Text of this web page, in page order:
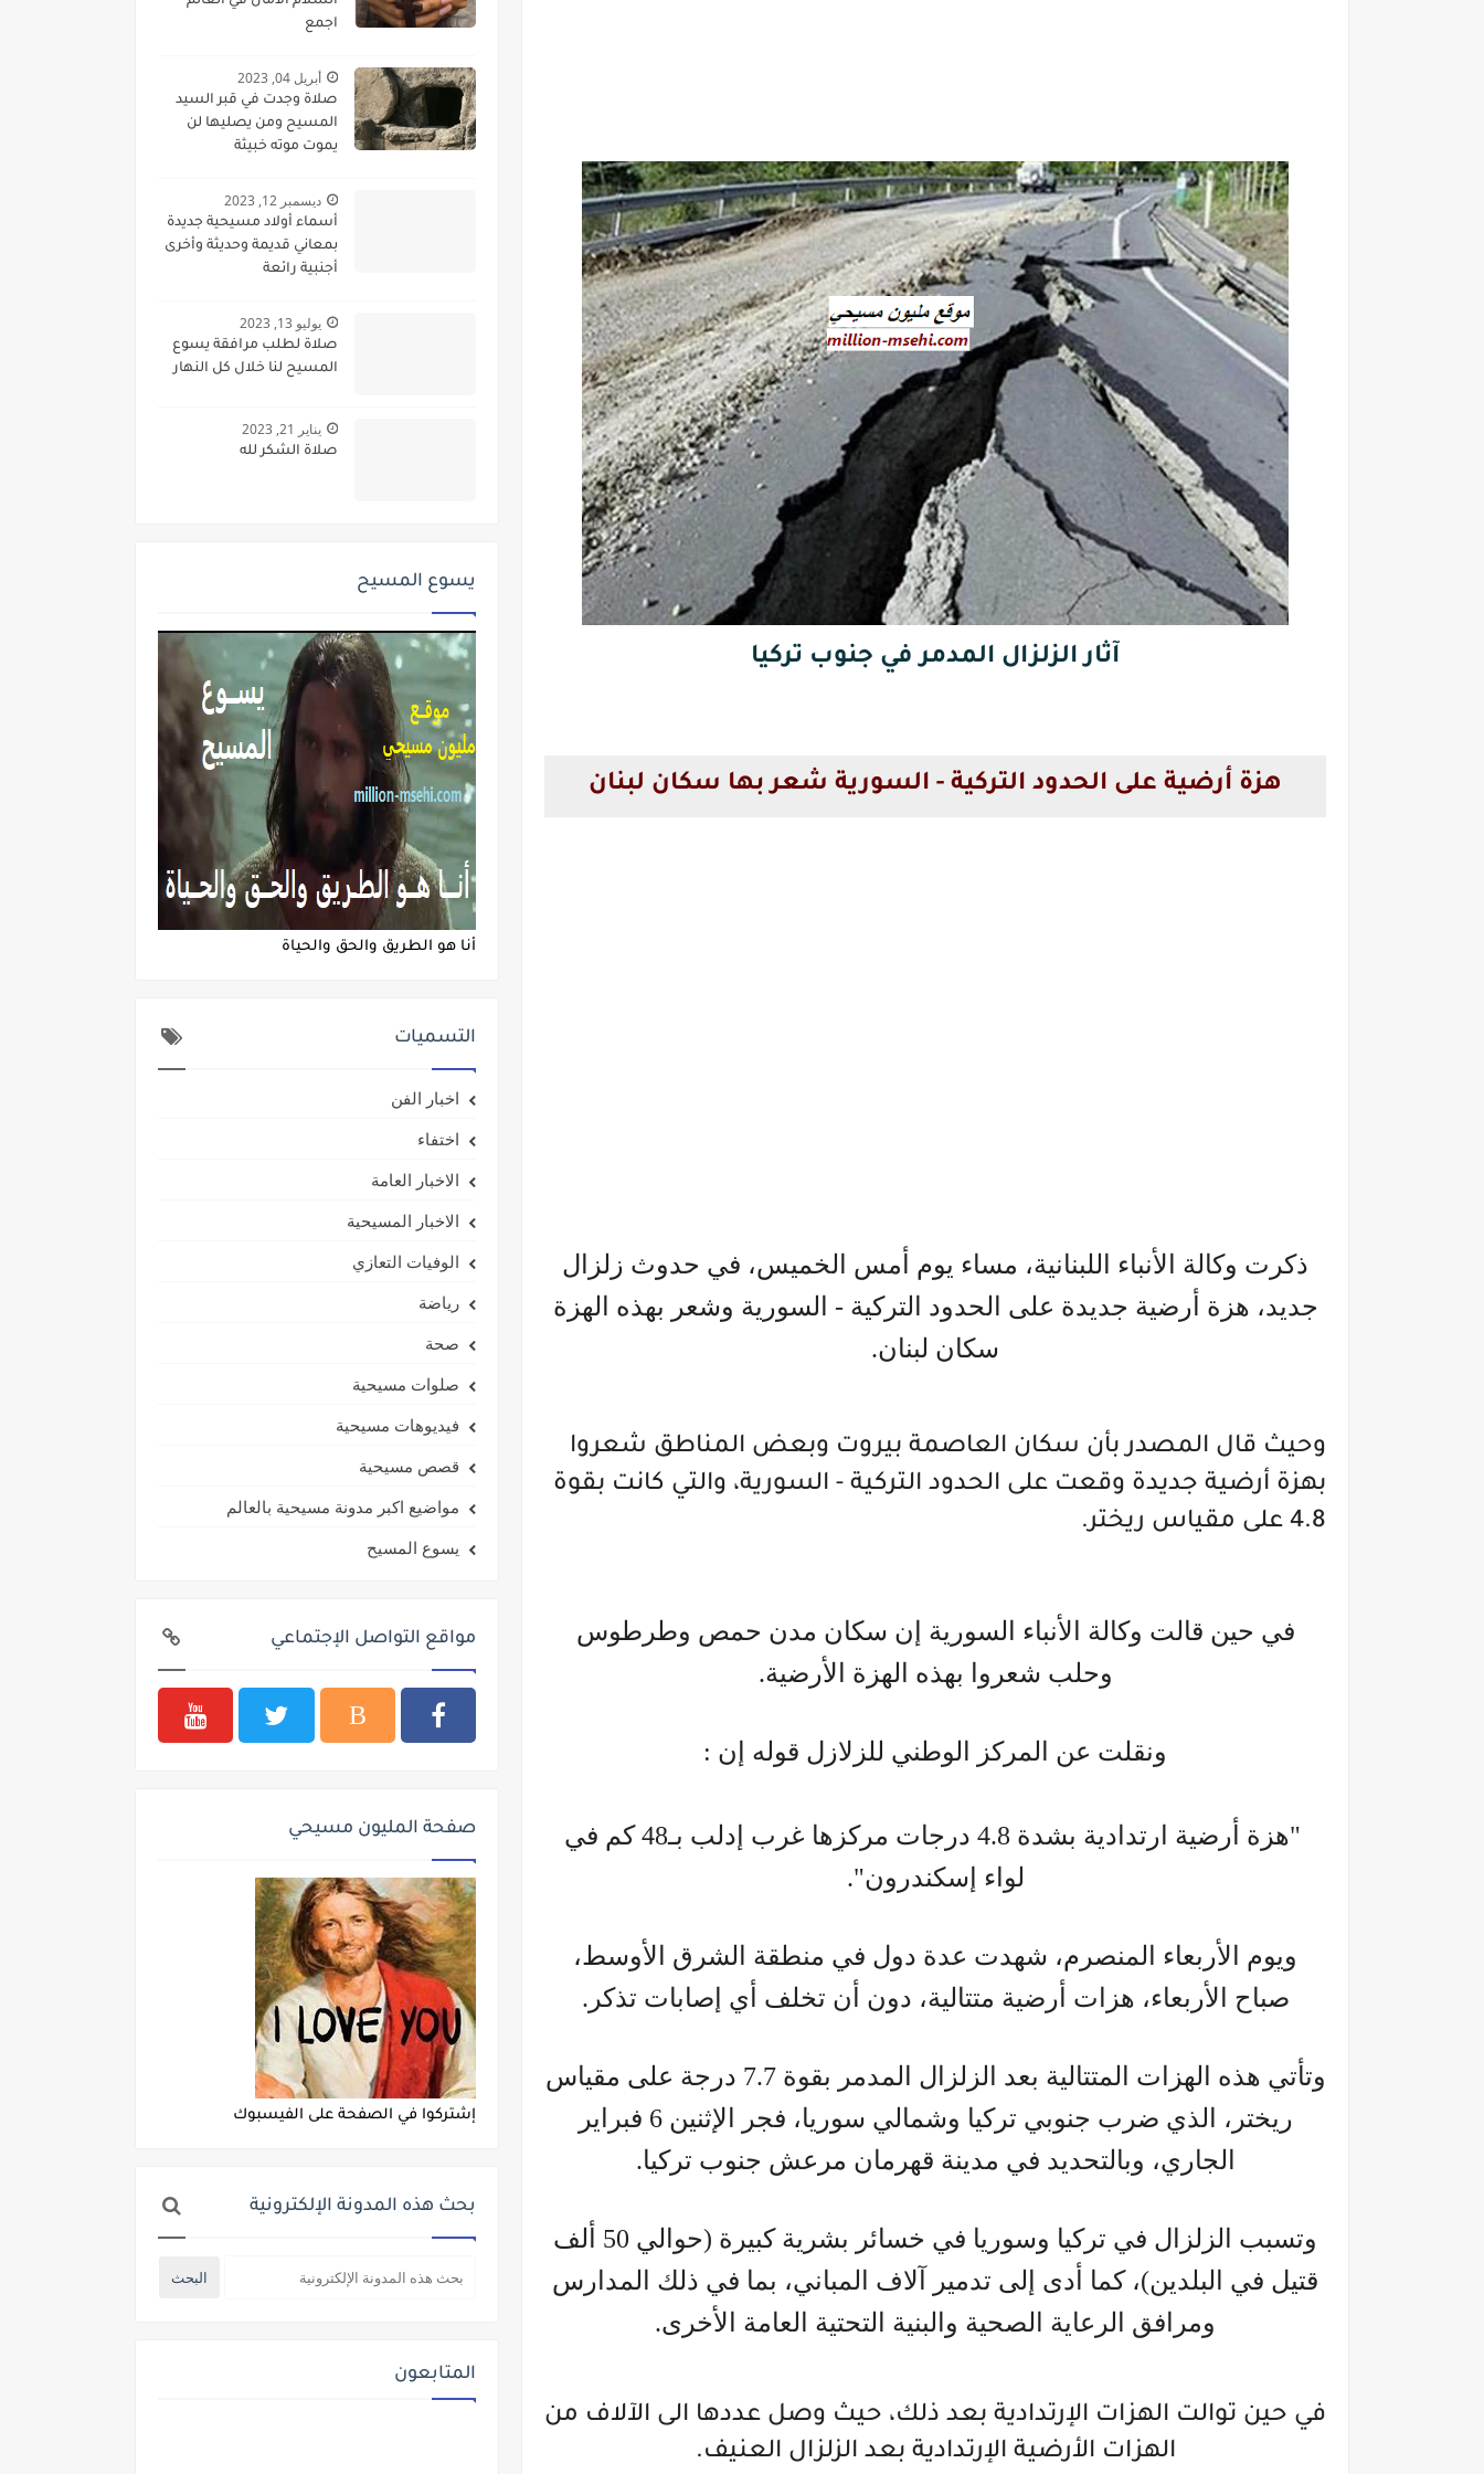
آثار الزلزال المدمر في جنوب تركيا
هزة أرضية على الحدود التركية - السورية شعر بها سكان لبنان
ذكرت وكالة الأنباء اللبنانية، مساء يوم أمس الخميس، في حدوث زلزال
جديد، هزة أرضية جديدة على الحدود التركية - السورية وشعر بهذه الهزة
سكان لبنان.
وحيث قال المصدر بأن سكان العاصمة بيروت وبعض المناطق شعروا
بهزة أرضية جديدة وقعت على الحدود التركية - السورية، والتي كانت بقوة
4.8 على مقياس ريختر.
في حين قالت وكالة الأنباء السورية إن سكان مدن حمص وطرطوس
وحلب شعروا بهذه الهزة الأرضية.
ونقلت عن المركز الوطني للزلازل قوله إن :
"هزة أرضية ارتدادية بشدة 4.8 درجات مركزها غرب إدلب بـ48 كم في
لواء إسكندرون".
ويوم الأربعاء المنصرم، شهدت عدة دول في منطقة الشرق الأوسط،
صباح الأربعاء، هزات أرضية متتالية، دون أن تخلف أي إصابات تذكر.
وتأتي هذه الهزات المتتالية بعد الزلزال المدمر بقوة 7.7 درجة على مقياس
ريختر، الذي ضرب جنوبي تركيا وشمالي سوريا، فجر الإثنين 6 فبراير
الجاري، وبالتحديد في مدينة قهرمان مرعش جنوب تركيا.
وتسبب الزلزال في تركيا وسوريا في خسائر بشرية كبيرة (حوالي 50 ألف
قتيل في البلدين)، كما أدى إلى تدمير آلاف المباني، بما في ذلك المدارس
ومرافق الرعاية الصحية والبنية التحتية العامة الأخرى.
في حين توالت الهزات الإرتدادية بعد ذلك، حيث وصل عددها الى الآلاف من
الهزات الأرضية الإرتدادية بعد الزلزال العنيف.
اجمع
أبريل 04, 2023
صلاة وجدت في قبر السيد
المسيح ومن يصليها لن
يموت موته خبيثة
ديسمبر 12, 2023
أسماء أولاد مسيحية جديدة
بمعاني قديمة وحديثة وأخرى
أجنبية رائعة
يوليو 13, 2023
صلاة لطلب مرافقة يسوع
المسيح لنا خلال كل النهار
يناير 21, 2023
صلاة الشكر لله
يسوع المسيح
أنا هو الطريق والحق والحياة
التسميات
اخبار الفن
اختفاء
الاخبار العامة
الاخبار المسيحية
الوفيات التعازي
رياضة
صحة
صلوات مسيحية
فيديوهات مسيحية
قصص مسيحية
مواضيع اكبر مدونة مسيحية بالعالم
يسوع المسيح
مواقع التواصل الإجتماعي
صفحة المليون مسيحي
إشتركوا في الصفحة على الفيسبوك
بحث هذه المدونة الإلكترونية
المتابعون